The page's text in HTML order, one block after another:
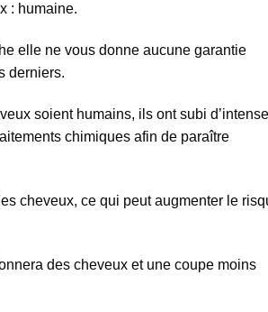
: humaine.
elle ne vous donne aucune garantie
derniers.
soient humains, ils ont subi
chimiques afin de paraître
cheveux, ce qui peut augmenter le
des cheveux et une coupe moins